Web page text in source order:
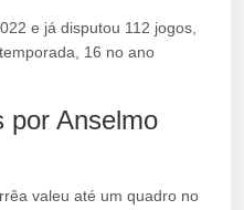
e já disputou 112 jogos,
16 no ano
por Anselmo
valeu até um quadro no